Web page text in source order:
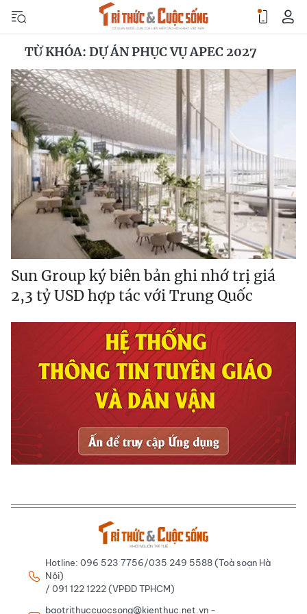
TỪ KHÓA: DỰ ÁN PHỤC VỤ APEC 2027
Sun Group ký biên bản ghi nhớ trị giá
2,3 tỷ USD hợp tác với Trung Quốc
Hotline: 096 523 7756/035 249 5588 (Toà soạn Hà
Nội)
/ 091 122 1222 (VPĐD TPHCM)
baotrithuccuocsong@kienthuc.net.vn -